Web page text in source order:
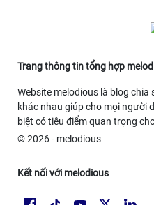
Trang thông tin tổng hợp
Website melodious là blog chia
khác nhau giúp cho mọi người
biệt có tiêu điểm quan trọng
© 2026 - melodious
Kết nối với melodious